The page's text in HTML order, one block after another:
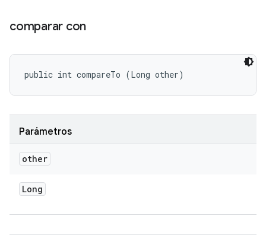
comparar con
public int compareTo (Long other)
Parámetros
other
Long